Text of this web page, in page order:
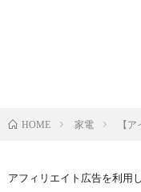
HOME 家電 【
アフィリエイト広告を利用